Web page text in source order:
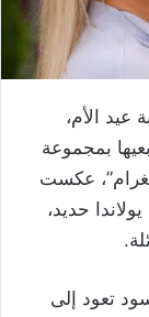
عيد الأم،
بمجموعة
عكست
حديد،
تعود إلى